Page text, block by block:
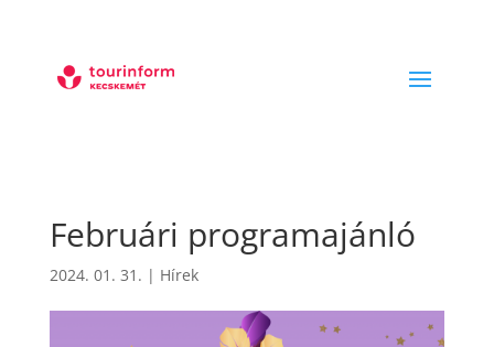
Februári programajánló
2024. 01. 31. | Hírek